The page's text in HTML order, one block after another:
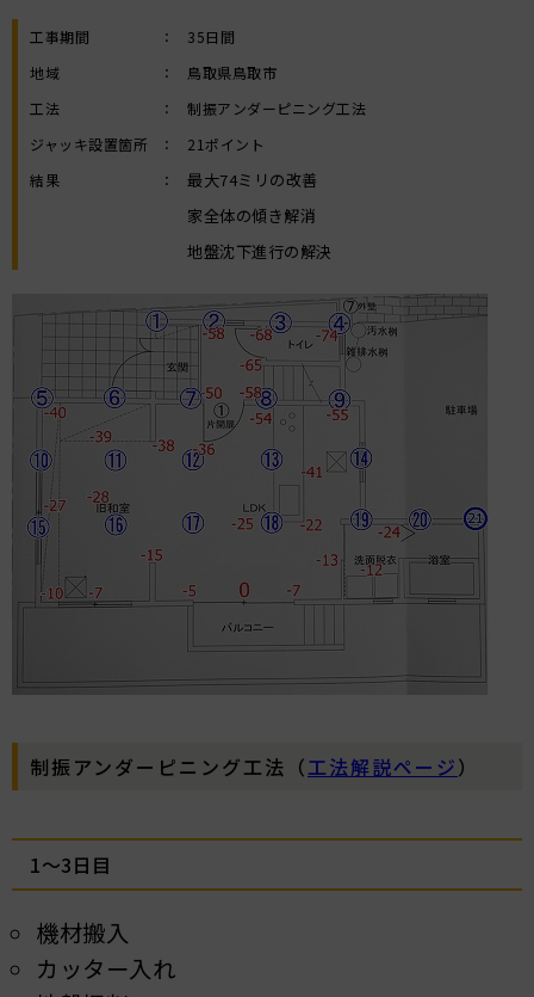
工事期間 ：
35日間
地域
：
鳥取県鳥取市
工法
：
制振アンダーピニング工法
ジャッキ設置箇所
：
21ポイント
結果
：
最大74ミリの改善
家全体の傾き解消
地盤沈下進行の解決
制振アンダーピニング工法（工法解説ページ）
1～3日目
機材搬入
カッター入れ